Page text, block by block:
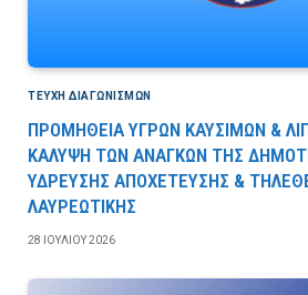
ΤΕΎΧΗ ΔΙΑΓΩΝΙΣΜΏΝ
ΠΡΟΜΗΘΕΙΑ ΥΓΡΩΝ ΚΑΥΣΙΜΩΝ &
ΚΑΛΥΨΗ ΤΩΝ ΑΝΑΓΚΩΝ ΤΗΣ
ΥΔΡΕΥΣΗΣ ΑΠΟΧΕΤΕΥΣΗΣ &
ΛΑΥΡΕΩΤΙΚΗΣ
28 ΙΟΥΛΊΟΥ 2026